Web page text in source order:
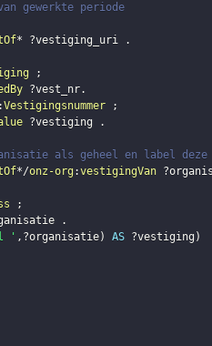
gewerkte periode
* ?vestiging_uri
.
;
?vest_nr.
:Vestigingsnummer
;
?vestiging
.
als geheel en label
*/onz-org :vestigingVan
;
.
' , ?organisatie) AS ?vestiging )